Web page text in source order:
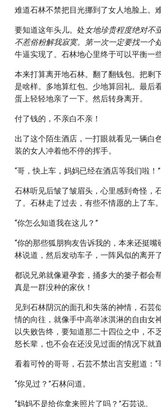
难道石林不禁把目光挪到了女人地脸上。
要知道这年头儿。处女地珍贵程度绝对不
不惹俗粉解我寂寞。第一次一定要找一个
牛逼实现了。石林地心里终于可以平衡一些
本来打算离开地石林。翻了翻钱包。把剩
是啥样。多地算红包。少地算回礼。最后
蛋上轻轻地亲了一下。然后转身离开。
付了钱的，不亲白不亲！
出了这个陌生酒店，一打眼就看见一辆白
装的女人冲着他不停的挥手。
“哥，快上车，妈妈已经在酒店等我们啦！”
石林听见后皱了皱眉头，心里感到奇怪，
了。石林走了过去，有些不情愿的上了车。
“你怎么知道我在这儿？”
“你的那些狐朋狗友告诉我的，本来还挺
林说道，然后发动车子，一阵风似的离开了
都说兄弟就像避孕套，捅多大的篓子都会
真是一群没种的家伙！
见到石林阴沉的面孔和失落的神情，石芸
情的向往，就像手中高举冰淇淋的自由女
以失败告终，要知道那二十四位之中，不
怒长辈，也不会在还没见过面的情况下就
看着可怜的哥哥，石芸不禁出言安慰道：
“你见过？”石林问道。
“妈妈不是给你拿来照片了吗？”石芸说。